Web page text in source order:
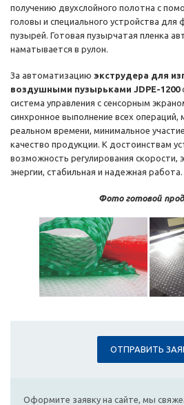
получению двухслойного полотна с
головы и специального устройства
пузырей. Готовая пузырчатая пленка
наматывается в рулон.
За автоматизацию экструдера для
воздушными пузырьками JDPE-1200
система управления с сенсорным
синхронное выполнение всех операций,
реальном времени, минимальное
качество продукции. К достоинствам
возможность регулирования скорости,
энергии, стабильная и надежная работа.
Фото готовой
ОТПРАВИТЬ
Оформите заявку на сайте, мы